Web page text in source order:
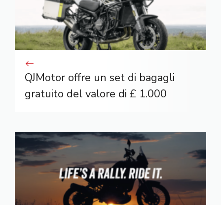
QJMotor offre un set di bagagli
gratuito del valore di £ 1.000